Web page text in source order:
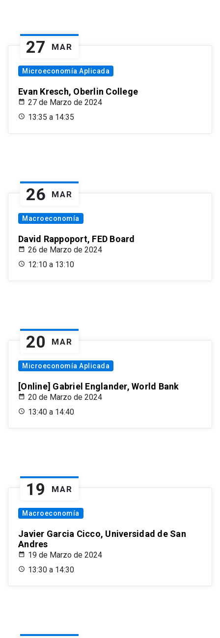
27 MAR
Microeconomía Aplicada
Evan Kresch, Oberlin College
27 de Marzo de 2024
13:35 a 14:35
26 MAR
Macroeconomía
David Rappoport, FED Board
26 de Marzo de 2024
12:10 a 13:10
20 MAR
Microeconomía Aplicada
[Online] Gabriel Englander, World Bank
20 de Marzo de 2024
13:40 a 14:40
19 MAR
Macroeconomía
Javier Garcia Cicco, Universidad de San
Andres
19 de Marzo de 2024
13:30 a 14:30